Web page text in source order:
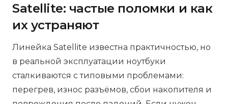
Satellite: частые поломки и как
их устраняют
Линейка Satellite известна практичностью, но
в реальной эксплуатации ноутбуки
сталкиваются с типовыми проблемами:
перегрев, износ разъёмов, сбои накопителя и